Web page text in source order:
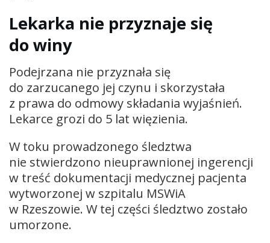
Lekarka nie przyznaje się
do winy
Podejrzana nie przyznała się
do zarzucanego jej czynu i skorzystała
z prawa do odmowy składania wyjaśnień.
Lekarce grozi do 5 lat więzienia.
W toku prowadzonego śledztwa
nie stwierdzono nieuprawnionej ingerencji
w treść dokumentacji medycznej pacjenta
wytworzonej w szpitalu MSWiA
w Rzeszowie. W tej części śledztwo zostało
umorzone.